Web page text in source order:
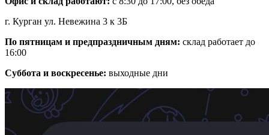
г. Курган ул. Невежина 3 к 3Б
По пятницам и предпраздничным дням: склад работает до
16:00
Суббота и воскресенье: выходные дни